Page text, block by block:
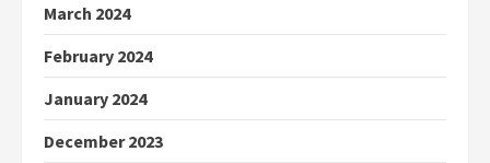
March 2024
February 2024
January 2024
December 2023